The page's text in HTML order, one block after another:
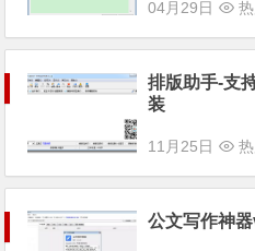
04月29日
排版助手-支
装
11月25日
公文写作神